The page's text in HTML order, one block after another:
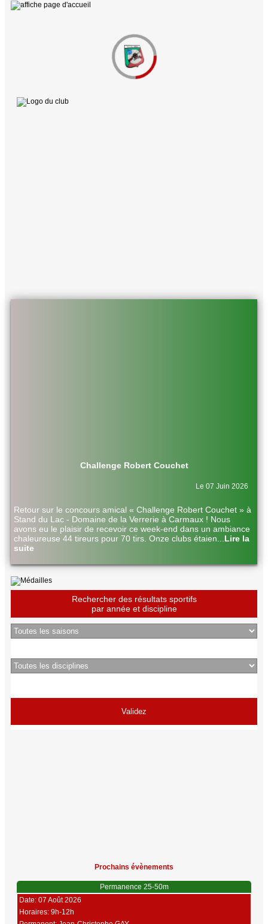
Challenge Robert Couchet
Le 07 Juin 2026
Retour sur le concours amical « Challenge Robert Couchet » à
Stand du Lac - Domaine de la Verrerie à Carmaux ! Nous
avons eu le plaisir de recevoir ce week-end dans un ambiance
chaleureuse 44 tireurs pour 70 tirs. Onze clubs étaien
Lire la
suite
Rechercher des résultats sportifs
par année et discipline
Prochains évènements
Permanence 25-50m
Date: 07 Août 2026
Horaires: 9h-12h